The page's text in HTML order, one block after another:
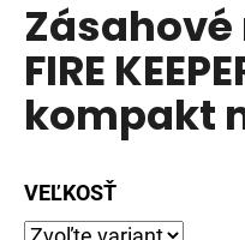
produktu
je
0,0
z
5
FIRE
kompakt
VEĽKOSŤ
á
j
s
ť